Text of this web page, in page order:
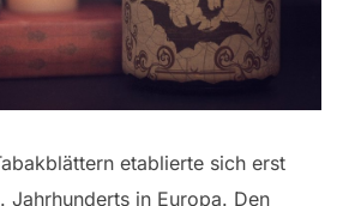
etablierte sich erst
Jahrhunderts in Europa. Den